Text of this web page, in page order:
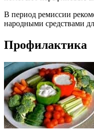
В период ремиссии
народными средствами
Профилактика